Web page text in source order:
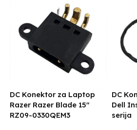
DC Konektor za Laptop
Razer Razer Blade 15″
RZ09-0330QEM3
DC
Dell
serija